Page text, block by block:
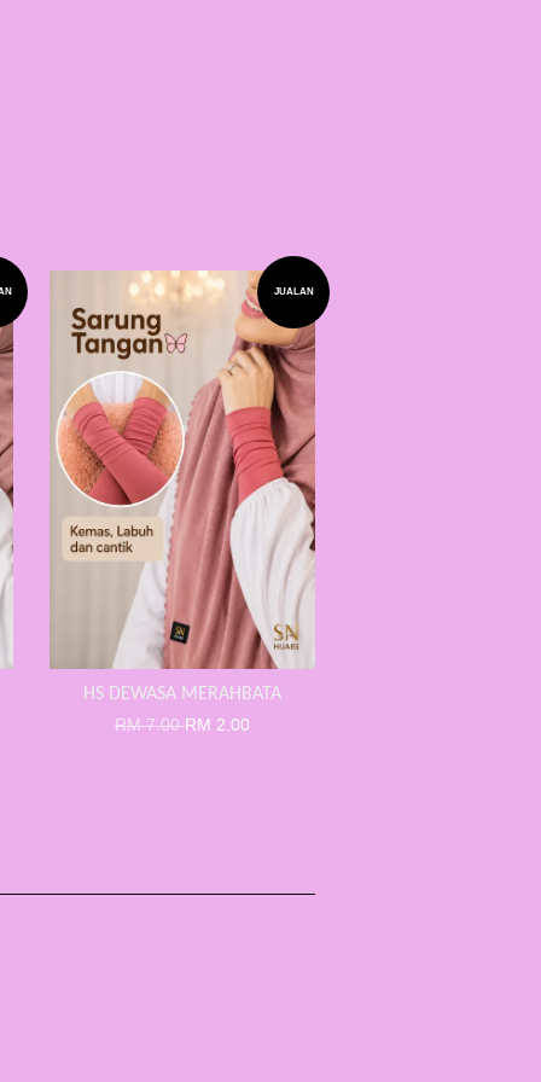
JUALAN
HS DEWASA MERAHBATA
RM 7.00RM 2.00